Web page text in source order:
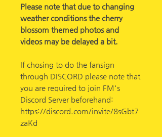
Please note that due to changing
weather conditions the cherry
blossom themed photos and
videos may be delayed a bit.
If chosing to do the fansign
through DISCORD please note that
you are required to join FM's
Discord Server beforehand:
https://discord.com/invite/8sGbt7
zaKd